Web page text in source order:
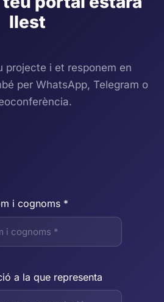
llest
projecte i et responem en
per WhatsApp, Telegram o
i cognoms *
a la que representa